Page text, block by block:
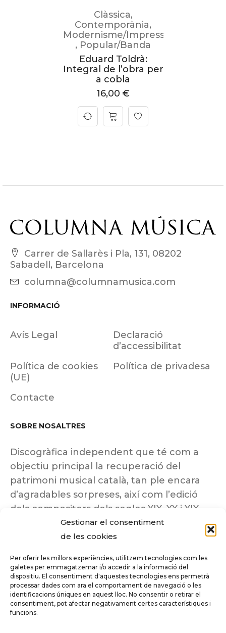
Gestionar el consentiment
de les cookies
Per oferir les millors experiències, utilitzem tecnologies com les
galetes per emmagatzemar i/o accedir a la informació del
dispositiu. El consentiment d'aquestes tecnologies ens permetrà
processar dades com ara el comportament de navegació o les
identificacions úniques en aquest lloc. No consentir o retirar el
consentiment, pot afectar negativament certes característiques i
funcions.
Clàssica,
Contemporània,
Modernisme/Impressionisme
, Popular/Banda
Eduard Toldrà:
Integral de l’obra per
a cobla
16,00 €
Carrer de Sallarès i Pla, 131, 08202
Sabadell, Barcelona
columna@columnamusica.com
INFORMACIÓ
Avís Legal
Declaració
d’accessibilitat
Política de cookies
(UE)
Política de privadesa
Contacte
SOBRE NOSALTRES
Discogràfica independent que té com a
objectiu principal la recuperació del
patrimoni musical català, tan ple encara
d’agradables sorpreses, així com l’edició
dels compositors dels segles XIX, XX i XIX
insuficientment coneguts.
Tots els drets reservats a ©Columna
Música.